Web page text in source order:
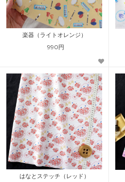
楽器（ライトオレンジ）
990円
はなとステッチ（レッド）